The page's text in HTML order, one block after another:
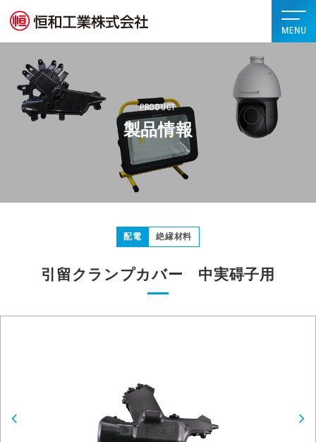
PRODUCT
製品情報
配電 絶縁材料
引留クランプカバー 中実碍子用